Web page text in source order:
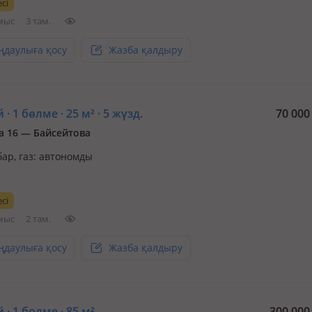
на Джандосова. С водой проблем нет, есть резервуар с
3 там.
қосу Жазба қалдыру
1 бөлме · 25 м² · 5 жүзд. 70 000
16 — Байсейтова
газ: автономды
2 там.
қосу Жазба қалдыру